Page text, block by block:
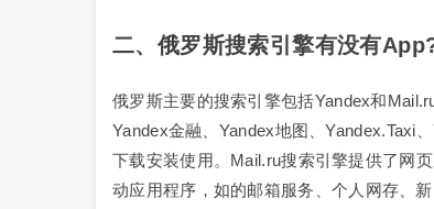
二、 俄罗斯搜索引擎有没有
俄罗斯主要的搜索引擎包括Yandex和
Yandex金融、Yandex地图、Yandex.Taxi
下载安装使用。Mail.ru搜索引擎提供了网
动应用程序，如的邮箱服务、个人网存、